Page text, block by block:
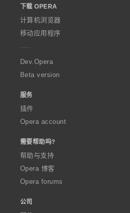
w
O
p
e
a
下载 OPERA
计算机浏览器
移动应用程序
Dev.Opera
Beta version
服务
插件
Opera account
需要帮助吗?
帮助与支持
Opera 博客
Opera forums
公司